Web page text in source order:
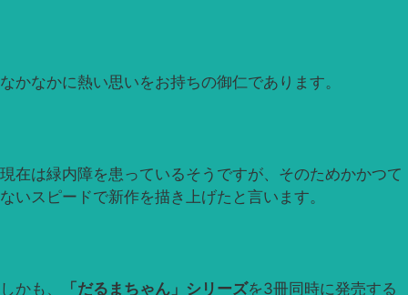
なかなかに熱い思いをお持ちの御仁であります。
現在は緑内障を患っているそうですが、そのためかかつて
ないスピードで新作を描き上げたと言います。
しかも、 「だるまちゃん」シリーズを3冊同時に発売する